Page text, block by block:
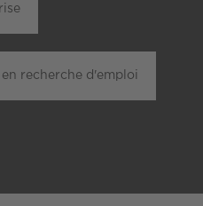
recherche d'emploi